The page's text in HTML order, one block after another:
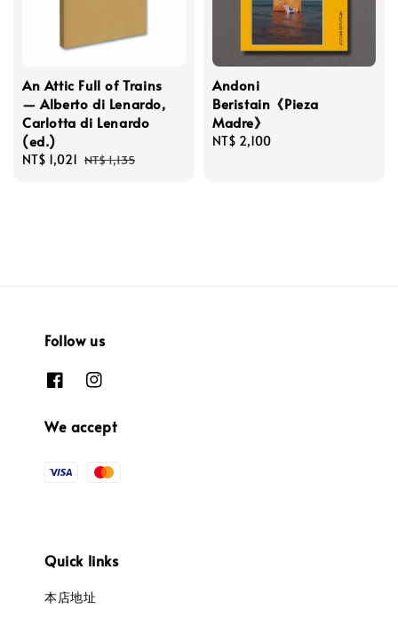
An Attic Full of Trains
— Alberto di Lenardo,
Carlotta di Lenardo
(ed.)
Sale
NT$ 1,021 Regular
NT$ 1,135
Andoni
Beristain《Pieza
Madre》
Regular
NT$ 2,100
Follow us
We accept
Quick links
本店地址